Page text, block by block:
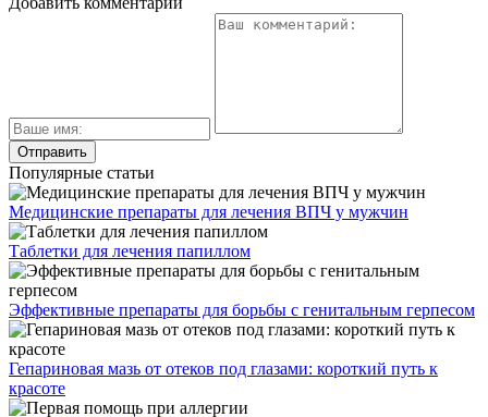
Популярные статьи
Медицинские препараты для лечения ВПЧ у мужчин
Таблетки для лечения папиллом
Эффективные препараты для борьбы с генитальным герпесом
Гепариновая мазь от отеков под глазами: короткий путь к
красоте